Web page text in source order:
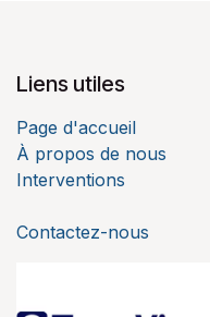
Liens utiles
Page d'accueil
À propos de nous
Interventions
Contactez-nous